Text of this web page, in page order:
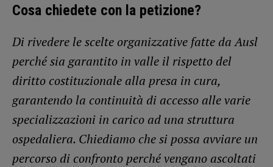
Cosa chiedete con la petizione?
Di rivedere le scelte organizzative fatte da Ausl
perché sia garantito in valle il rispetto del
diritto costituzionale alla presa in cura,
garantendo la continuità di accesso alle varie
specializzazioni in carico ad una struttura
ospedaliera. Chiediamo che si possa avviare un
percorso di confronto perché vengano ascoltati